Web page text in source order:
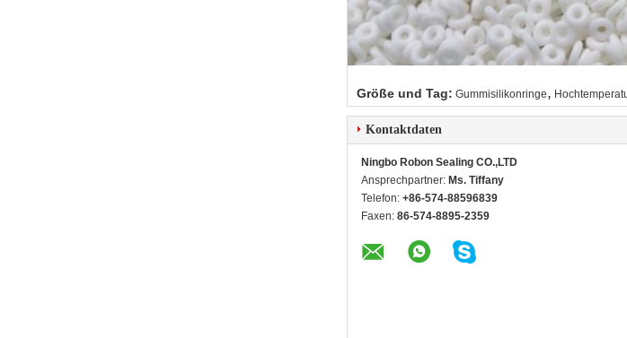
Größe und Tag: Gummisilikonringe,
Kontaktdaten
Ningbo Robon Sealing CO.,LTD
Ansprechpartner: Ms. Tiffany
Telefon: +86-574-88596839
Faxen: 86-574-8895-2359